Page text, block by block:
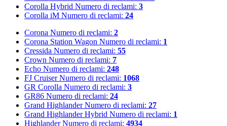
Corolla Hybrid Numero di reclami: 3
Corolla iM Numero di reclami: 24
Corona Numero di reclami: 2
Corona Station Wagon Numero di reclami: 1
Cressida Numero di reclami: 55
Crown Numero di reclami: 7
Echo Numero di reclami: 248
FJ Cruiser Numero di reclami: 1068
GR Corolla Numero di reclami: 3
GR86 Numero di reclami: 24
Grand Highlander Numero di reclami: 27
Grand Highlander Hybrid Numero di reclami: 1
Highlander Numero di reclami: 4934